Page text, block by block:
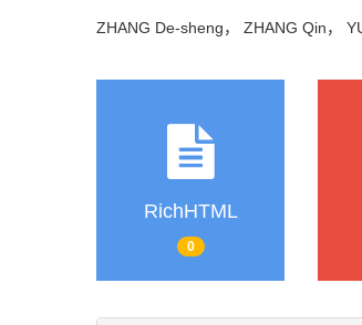
ZHANG De-sheng， ZHANG Qin，
RichHTML
0